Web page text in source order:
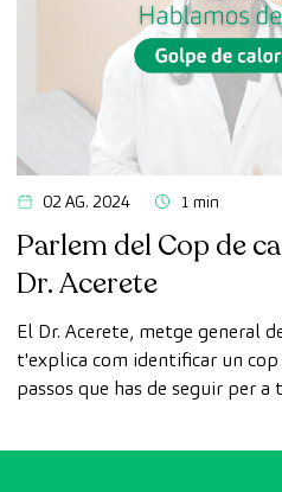
02 AG. 2024 1 min
Parlem del Cop de
Dr. Acerete
El Dr. Acerete, metge general
t'explica com identificar un cop
passos que has de seguir per